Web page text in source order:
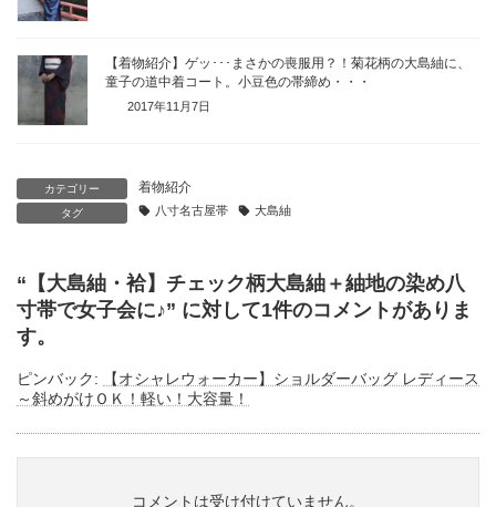
【着物紹介】ゲッ･･･まさかの喪服用？！菊花柄の大島紬に、
童子の道中着コート。小豆色の帯締め・・・
2017年11月7日
カテゴリー 着物紹介
タグ 八寸名古屋帯 大島紬
“ 【大島紬・袷】チェック柄大島紬＋紬地の染め八
寸帯で女子会に♪” に対して1件のコメントがありま
す。
ピンバック:
【オシャレウォーカー】ショルダーバッグ レディース
～斜めがけＯＫ！軽い！大容量！
コメントは受け付けていません。